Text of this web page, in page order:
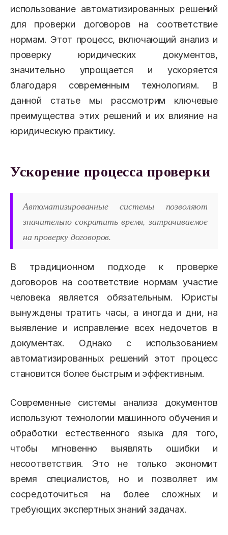
использование автоматизированных решений
для проверки договоров на соответствие
нормам. Этот процесс, включающий анализ и
проверку юридических документов,
значительно упрощается и ускоряется
благодаря современным технологиям. В
данной статье мы рассмотрим ключевые
преимущества этих решений и их влияние на
юридическую практику.
Ускорение процесса проверки
Автоматизированные системы позволяют
значительно сократить время, затрачиваемое
на проверку договоров.
В традиционном подходе к проверке
договоров на соответствие нормам участие
человека является обязательным. Юристы
вынуждены тратить часы, а иногда и дни, на
выявление и исправление всех недочетов в
документах. Однако с использованием
автоматизированных решений этот процесс
становится более быстрым и эффективным.
Современные системы анализа документов
используют технологии машинного обучения и
обработки естественного языка для того,
чтобы мгновенно выявлять ошибки и
несоответствия. Это не только экономит
время специалистов, но и позволяет им
сосредоточиться на более сложных и
требующих экспертных знаний задачах.